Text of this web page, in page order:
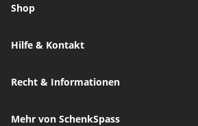
Shop
Hilfe & Kontakt
Recht & Informationen
Mehr von SchenkSpass